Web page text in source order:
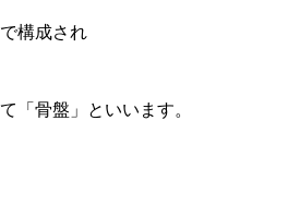
構成され
「骨盤」といいます。